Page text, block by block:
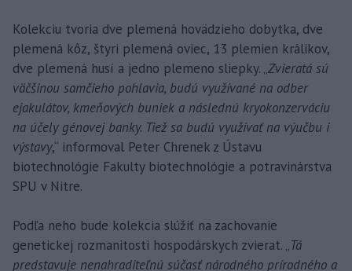
Kolekciu tvoria dve plemená hovädzieho dobytka, dve
plemená kôz, štyri plemená oviec, 13 plemien králikov,
dve plemená husí a jedno plemeno sliepky. „Zvieratá sú
väčšinou samčieho pohlavia, budú využívané na odber
ejakulátov, kmeňových buniek a následnú kryokonzerváciu
na účely génovej banky. Tiež sa budú využívať na výučbu i
výstavy,“ informoval Peter Chrenek z Ústavu
biotechnológie Fakulty biotechnológie a potravinárstva
SPU v Nitre.
Podľa neho bude kolekcia slúžiť na zachovanie
genetickej rozmanitosti hospodárskych zvierat. „Tá
predstavuje nenahraditeľnú súčasť národného prírodného a